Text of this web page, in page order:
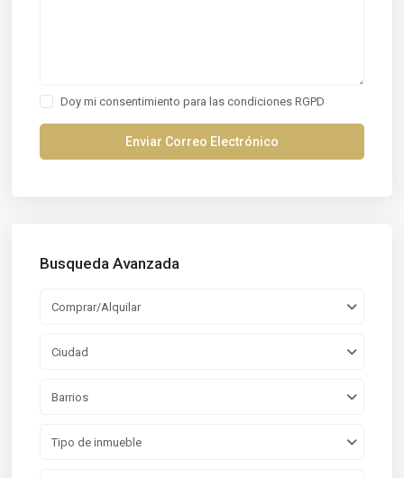
Doy mi consentimiento para lascondiciones RGPD
Busqueda Avanzada
Comprar/Alquilar
Ciudad
Barrios
Tipo de inmueble